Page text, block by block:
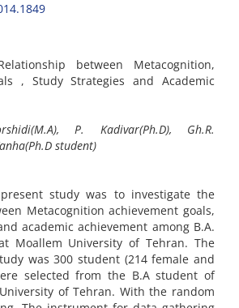
between Metacognition,
, Study Strategies and Academic
P. Kadivar(Ph.D), Gh.R.
student)
study was to investigate the
Metacognition achievement goals,
academic achievement among B.A.
Moallem University of Tehran. The
was 300 student (214 female and
selected from the B.A student of
of Tehran. With the random